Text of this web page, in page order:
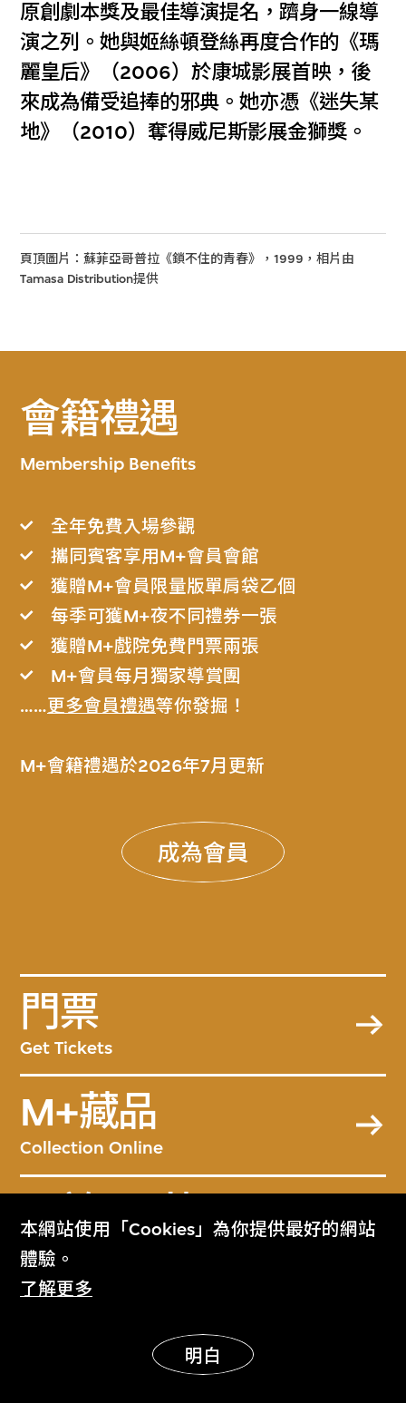
本網站使用「Cookies」為你提供最好的網站
體驗。
了解更多
明白
原創劇本獎及最佳導演提名，躋身一線導
演之列。她與姬絲頓登絲再度合作的《瑪
麗皇后》（2006）於康城影展首映，後
來成為備受追捧的邪典。她亦憑《迷失某
地》（2010）奪得威尼斯影展金獅獎。
頁頂圖片：蘇菲亞哥普拉《鎖不住的青春》，1999，相片由
Tamasa Distribution提供
會籍禮遇
Membership Benefits
全年免費入場參觀
攜同賓客享用M+會員會館
獲贈M+會員限量版單肩袋乙個
每季可獲M+夜不同禮券一張
獲贈M+戲院免費門票兩張
M+會員每月獨家導賞團
……更多會員禮遇等你發掘！
M+會籍禮遇於2026年7月更新
成為會員
門票
Get Tickets
M+藏品
Collection Online
關於M+藏品
About the Collection
M+雜誌